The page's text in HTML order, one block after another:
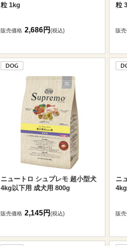
粒 1kg
販売価格 2,686円(税込)
粒
販
ニュートロ シュプレモ 超小型犬
4kg以下用 成犬用 800g
販売価格 2,145円(税込)
ニ
販